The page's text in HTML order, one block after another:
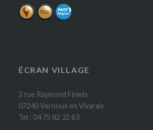
ÉCRAN VILLAGE
2 rue Raymond Finiels
07240 Vernoux en Vivarais
Tel : 04 75 82 32 83